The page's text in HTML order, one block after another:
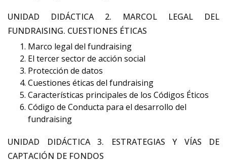
UNIDAD DIDÁCTICA 2. MARCOL LEGAL DEL
FUNDRAISING. CUESTIONES ÉTICAS
Marco legal del fundraising
El tercer sector de acción social
Protección de datos
Cuestiones éticas del fundraising
Características principales de los Códigos Éticos
Código de Conducta para el desarrollo del
fundraising
UNIDAD DIDÁCTICA 3. ESTRATEGIAS Y VÍAS DE
CAPTACIÓN DE FONDOS